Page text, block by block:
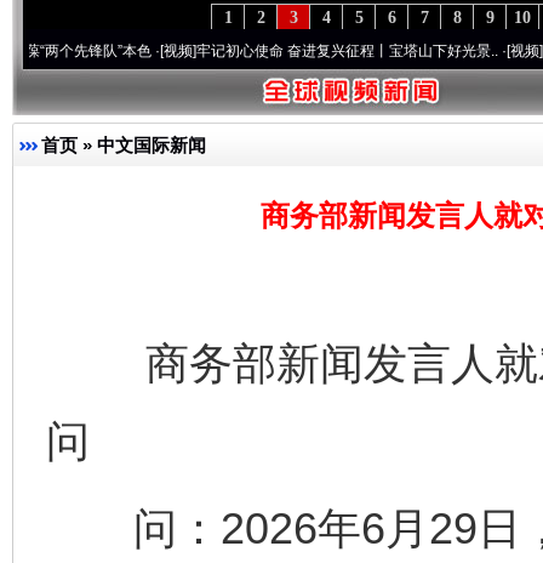
10
9
8
7
6
5
4
3
2
1
先锋队”本色·[视频]牢记初心使命 奋进复兴征程丨宝塔山下好光景..·[视频]因党而生
首页 » 中文国际新闻
商务部新闻发言人就
商务部新闻发言人就
问
问：2026年6月29日